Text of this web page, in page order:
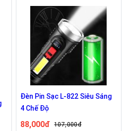
Đèn Pin Sạc L-822 Siêu Sáng
4 Chế Độ
88,000đ 107,000đ